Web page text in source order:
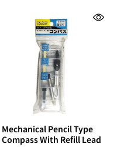
Mechanical Pencil Type
Compass With Refill Lead